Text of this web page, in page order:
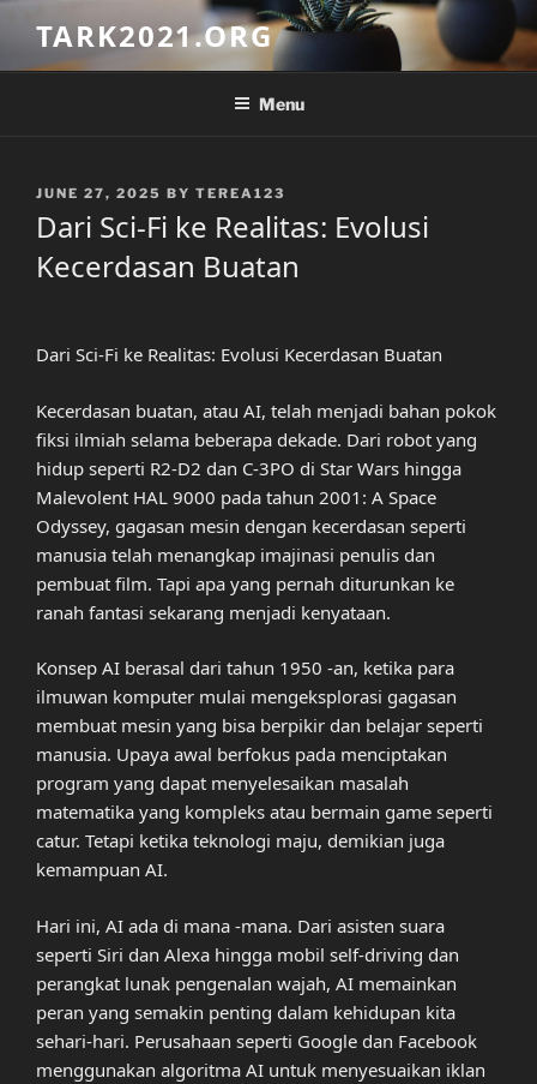
content
TARK2021.ORG
Menu
POSTED
JUNE 27, 2025 BY TEREA123
Dari Sci-Fi ke Realitas: Evolusi
Kecerdasan Buatan
Dari Sci-Fi ke Realitas: Evolusi Kecerdasan Buatan
Kecerdasan buatan, atau AI, telah menjadi bahan pokok
fiksi ilmiah selama beberapa dekade. Dari robot yang
hidup seperti R2-D2 dan C-3PO di Star Wars hingga
Malevolent HAL 9000 pada tahun 2001: A Space
Odyssey, gagasan mesin dengan kecerdasan seperti
manusia telah menangkap imajinasi penulis dan
pembuat film. Tapi apa yang pernah diturunkan ke
ranah fantasi sekarang menjadi kenyataan.
Konsep AI berasal dari tahun 1950 -an, ketika para
ilmuwan komputer mulai mengeksplorasi gagasan
membuat mesin yang bisa berpikir dan belajar seperti
manusia. Upaya awal berfokus pada menciptakan
program yang dapat menyelesaikan masalah
matematika yang kompleks atau bermain game seperti
catur. Tetapi ketika teknologi maju, demikian juga
kemampuan AI.
Hari ini, AI ada di mana -mana. Dari asisten suara
seperti Siri dan Alexa hingga mobil self-driving dan
perangkat lunak pengenalan wajah, AI memainkan
peran yang semakin penting dalam kehidupan kita
sehari-hari. Perusahaan seperti Google dan Facebook
menggunakan algoritma AI untuk menyesuaikan iklan